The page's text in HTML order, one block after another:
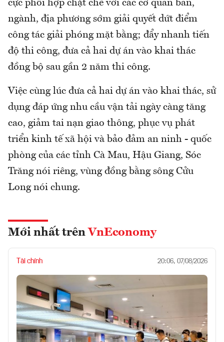
cực phối hợp chặt chẽ với các cơ quan ban,
ngành, địa phương sớm giải quyết dứt điểm
công tác giải phóng mặt bằng; đẩy nhanh tiến
độ thi công, đưa cả hai dự án vào khai thác
đồng bộ sau gần 2 năm thi công.
Việc cùng lúc đưa cả hai dự án vào khai thác, sử
dụng đáp ứng nhu cầu vận tải ngày càng tăng
cao, giảm tai nạn giao thông, phục vụ phát
triển kinh tế xã hội và bảo đảm an ninh - quốc
phòng của các tỉnh Cà Mau, Hậu Giang, Sóc
Trăng nói riêng, vùng đồng bằng sông Cửu
Long nói chung.
Mới nhất trên VnEconomy
Tài chính 20:06, 07/08/2026